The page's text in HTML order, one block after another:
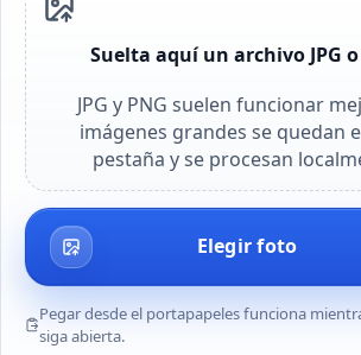
Suelta aquí un archivo JPG o
JPG y PNG suelen funcionar
imágenes grandes se quedan
pestaña y se procesan
Elegir foto
Pegar desde el portapapeles funciona
siga abierta.